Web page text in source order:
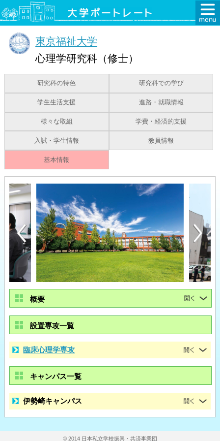
東京福祉大学
心理学研究科（修士）
研究科の特色 研究科での学び
学生生活支援 進路・就職情報
様々な取組 学費・経済的支援
入試・学生情報 教員情報
基本情報
概要
設置専攻一覧
臨床心理学専攻
キャンパス一覧
伊勢崎キャンパス
© 2014 日本私立学校振興・共済事業団